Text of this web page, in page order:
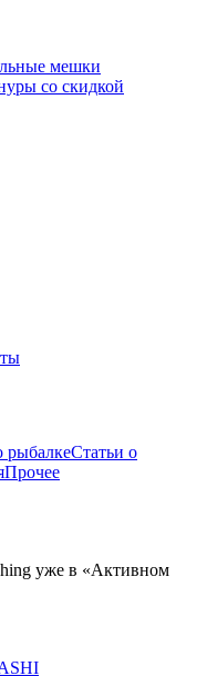
рыбалкеСтатьи о
Прочее
уже в «Активном